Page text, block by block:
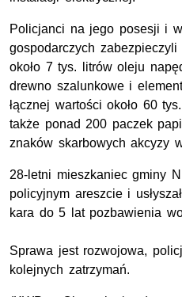
Policjanci na jego posesji i
gospodarczych
około 7 tys. litrów oleju
drewno szalunkowe i
łącznej wartości około 60
także ponad 200 paczek
znaków skarbowych akcyzy
28-letni mieszkaniec gminy
policyjnym areszcie i
kara do 5 lat pozbawienia
Sprawa jest rozwojowa,
kolejnych zatrzymań.